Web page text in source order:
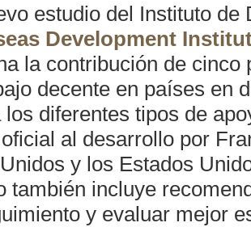
estudio del Instituto
Development
la contribución de
decente en países en
los diferentes tipos de
al desarrollo por
y los Estados
también incluye
y evaluar mejor